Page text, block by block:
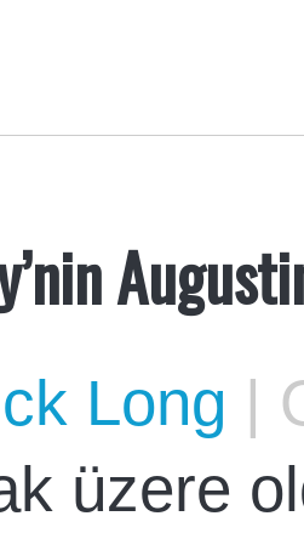
Long |
üzere